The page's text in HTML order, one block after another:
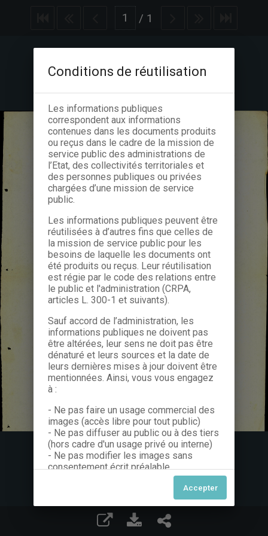
/ 1
Conditions de réutilisation
Les informations publiques
correspondent aux informations
contenues dans les documents produits
ou reçus dans le cadre de la mission de
service public des administrations de
l’Etat, des collectivités territoriales et
des personnes publiques ou privées
chargées d’une mission de service
public.
Les informations publiques peuvent être
réutilisées à d’autres fins que celles de
la mission de service public pour les
besoins de laquelle les documents ont
été produits ou reçus. Leur réutilisation
est régie par le code des relations entre
le public et l'administration (CRPA,
articles L. 300-1 et suivants).
Sauf accord de l’administration, les
informations publiques ne doivent pas
être altérées, leur sens ne doit pas être
dénaturé et leurs sources et la date de
leurs dernières mises à jour doivent être
mentionnées. Ainsi, vous vous engagez
à :
- Ne pas faire un usage commercial des
images (accès libre pour tout public)
- Ne pas diffuser au public ou à des tiers
(hors cadre d'un usage privé ou interne)
- Ne pas modifier les images sans
consentement écrit préalable
Dans le cas contraire, nous vous invitons
à nous contacter afin de solliciter le type
de Licence souhaitée parmi celles
proposées et le cas échéant, acquitter